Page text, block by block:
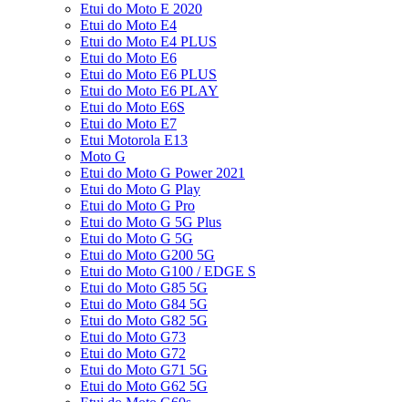
Etui do Moto E 2020
Etui do Moto E4
Etui do Moto E4 PLUS
Etui do Moto E6
Etui do Moto E6 PLUS
Etui do Moto E6 PLAY
Etui do Moto E6S
Etui do Moto E7
Etui Motorola E13
Moto G
Etui do Moto G Power 2021
Etui do Moto G Play
Etui do Moto G Pro
Etui do Moto G 5G Plus
Etui do Moto G 5G
Etui do Moto G200 5G
Etui do Moto G100 / EDGE S
Etui do Moto G85 5G
Etui do Moto G84 5G
Etui do Moto G82 5G
Etui do Moto G73
Etui do Moto G72
Etui do Moto G71 5G
Etui do Moto G62 5G